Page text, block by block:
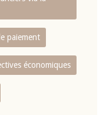
paiement
économiques